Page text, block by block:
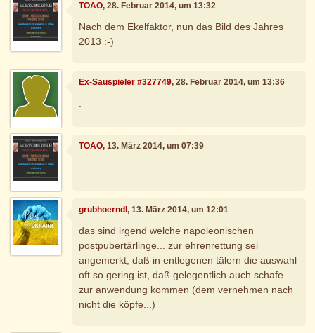
TOAO, 28. Februar 2014, um 13:32
Nach dem Ekelfaktor, nun das Bild des Jahres
2013 :-)
Ex-Sauspieler #327749, 28. Februar 2014, um 13:36
TOAO, 13. März 2014, um 07:39
grubhoerndl, 13. März 2014, um 12:01
das sind irgend welche napoleonischen
postpubertärlinge... zur ehrenrettung sei
angemerkt, daß in entlegenen tälern die auswahl
oft so gering ist, daß gelegentlich auch schafe
zur anwendung kommen (dem vernehmen nach
nicht die köpfe...)